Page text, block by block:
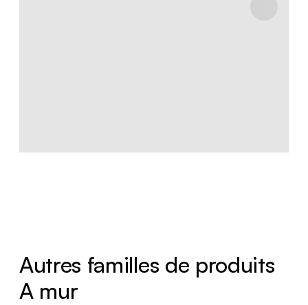
Autres familles de produits
A mur